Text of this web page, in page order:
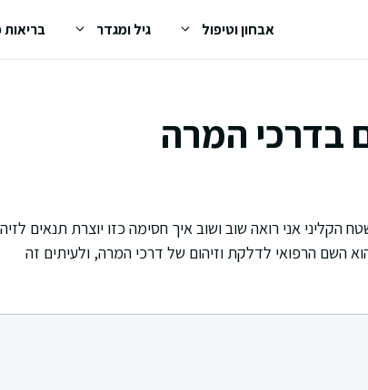
אבחון וטיפול גיל ומגדר
בדרכי המרה
אני רואה שוב ושוב איך חסימה כזו יוצרת תנאים
השם הרפואי לדלקת וזיהום של דרכי המרה, ולעיתים זה